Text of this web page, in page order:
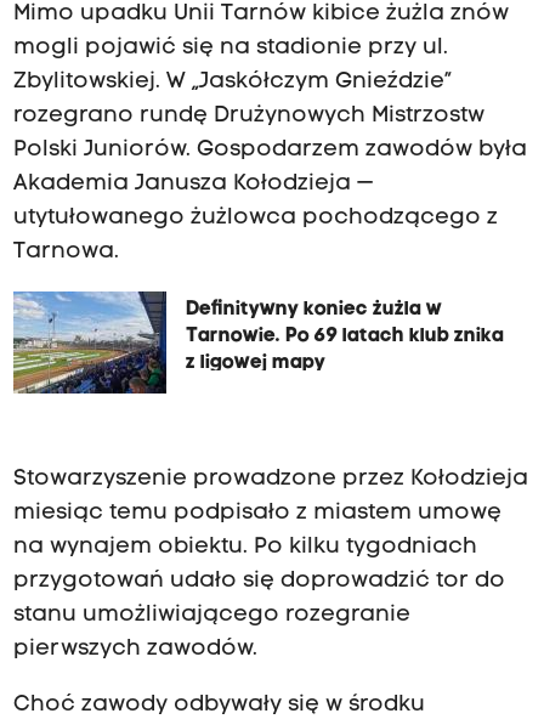
Mimo upadku Unii Tarnów kibice żużla znów
mogli pojawić się na stadionie przy ul.
Zbylitowskiej. W „Jaskółczym Gnieździe”
rozegrano rundę Drużynowych Mistrzostw
Polski Juniorów. Gospodarzem zawodów była
Akademia Janusza Kołodzieja —
utytułowanego żużlowca pochodzącego z
Tarnowa.
Definitywny koniec żużla w
Tarnowie. Po 69 latach klub znika
z ligowej mapy
Stowarzyszenie prowadzone przez Kołodzieja
miesiąc temu podpisało z miastem umowę
na wynajem obiektu. Po kilku tygodniach
przygotowań udało się doprowadzić tor do
stanu umożliwiającego rozegranie
pierwszych zawodów.
Choć zawody odbywały się w środku